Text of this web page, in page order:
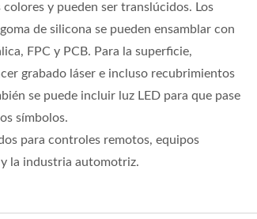
y pueden ser translúcidos. Los
de silicona se pueden ensamblar con
FPC y PCB. Para la superficie,
grabado láser e incluso recubrimientos
se puede incluir luz LED para que pase
símbolos.
para controles remotos, equipos
la industria automotriz.